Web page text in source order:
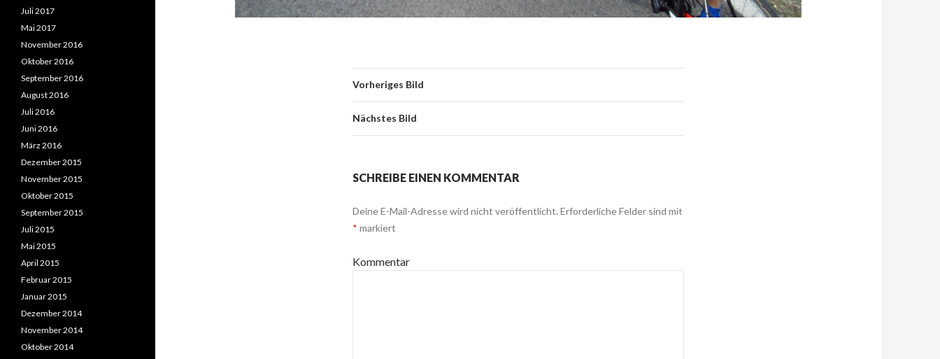
Vorheriges Bild
Nächstes Bild
SCHREIBE EINEN KOMMENTAR
Deine E-Mail-Adresse wird nicht veröffentlicht.Erforderliche Felder sind mit
* markiert
Kommentar
Juli 2017
Mai 2017
November 2016
Oktober 2016
September 2016
August 2016
Juli 2016
Juni 2016
März 2016
Dezember 2015
November 2015
Oktober 2015
September 2015
Juli 2015
Mai 2015
April 2015
Februar 2015
Januar 2015
Dezember 2014
November 2014
Oktober 2014